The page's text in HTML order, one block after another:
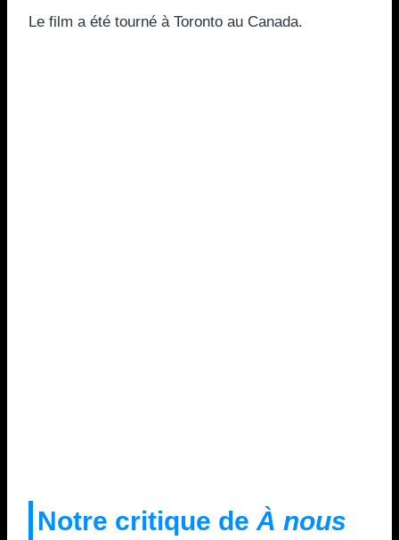
Le film a été tourné à Toronto au Canada.
Notre critique de À nous